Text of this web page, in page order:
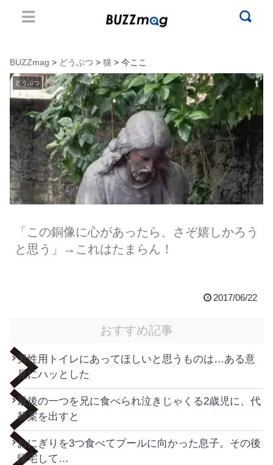
BUZZmag > どうぶつ > 猫 > 今ここ
どうぶつ
「この銅像に心があったら、さぞ嬉しかろう
と思う」→これはたまらん！
2017/06/22
おすすめ記事
男性用トイレにあってほしいと思うものは…ある意
見にハッとした
最後の一つを兄に食べられ泣きじゃくる2歳児に、代
替案を出すと
おにぎりを3つ食べてプールに向かった息子。その後
帰宅して…